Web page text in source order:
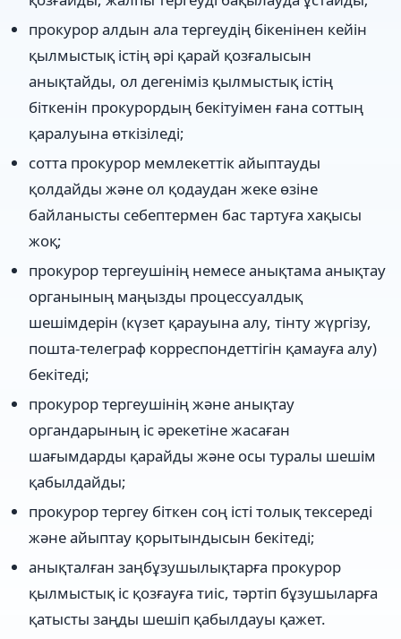
прокурор алдын ала тергеудің бікенінен кейін
қылмыстық істің әрі қарай қозғалысын
анықтайды, ол дегеніміз қылмыстық істің
біткенін прокурордың бекітуімен ғана соттың
қаралуына өткізіледі;
сотта прокурор мемлекеттік айыптауды
қолдайды және ол қодаудан жеке өзіне
байланысты себептермен бас тартуға хақысы
жоқ;
прокурор тергеушінің немесе анықтама анықтау
органының маңызды процессуалдық
шешімдерін (күзет қарауына алу, тінту жүргізу,
пошта-телеграф корреспондеттігін қамауға алу)
бекітеді;
прокурор тергеушінің және анықтау
органдарының іс әрекетіне жасаған
шағымдарды қарайды және осы туралы шешім
қабылдайды;
прокурор тергеу біткен соң істі толық тексереді
және айыптау қорытындысын бекітеді;
анықталған заңбұзушылықтарға прокурор
қылмыстық іс қозғауға тиіс, тәртіп бұзушыларға
қатысты заңды шешіп қабылдауы қажет.